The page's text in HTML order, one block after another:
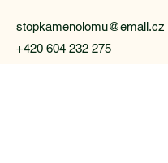
stopkamenolomu@email.cz
+420 604 232 275